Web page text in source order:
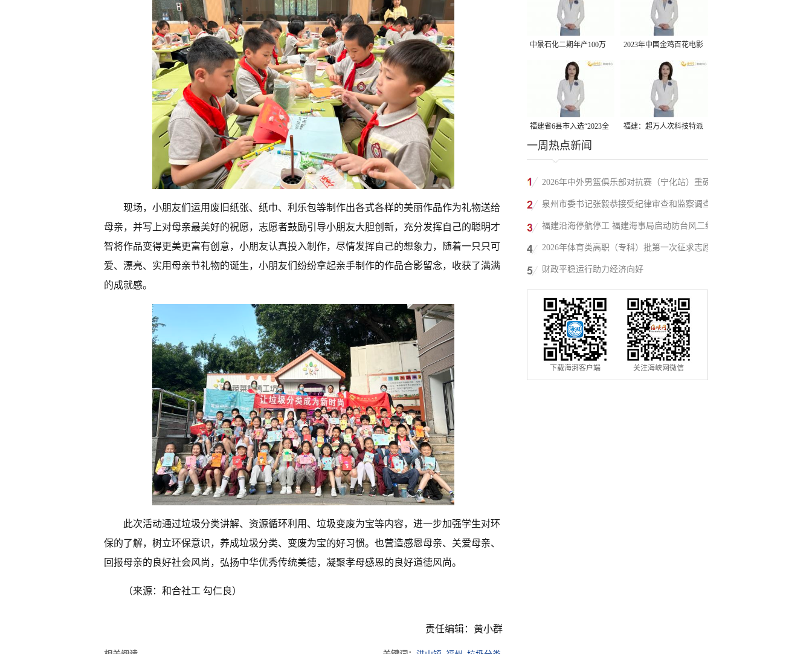
现场，小朋友们运用废旧纸张、纸巾、利乐包等制作出各式各样的美丽作品作为礼物送给
母亲，并写上对母亲最美好的祝愿，志愿者鼓励引导小朋友大胆创新，充分发挥自己的聪明才
智将作品变得更美更富有创意，小朋友认真投入制作，尽情发挥自己的想象力，随着一只只可
爱、漂亮、实用母亲节礼物的诞生，小朋友们纷纷拿起亲手制作的作品合影留念，收获了满满
的成就感。
此次活动通过垃圾分类讲解、资源循环利用、垃圾变废为宝等内容，进一步加强学生对环
保的了解，树立环保意识，养成垃圾分类、变废为宝的好习惯。也营造感恩母亲、关爱母亲、
回报母亲的良好社会风尚，弘扬中华优秀传统美德，凝聚孝母感恩的良好道德风尚。
（来源：和合社工 勾仁良）
责任编辑：黄小群
中景石化二期年产100万
吨丙烷脱氢项目建成中交
2023年中国金鸡百花电影
节有福电影巡展31日启动
福建省6县市入选“2023全
国县域发展潜力百强县”
福建：超万人次科技特派
一周热点新闻
2026年中外男篮俱乐部对抗赛（宁化站）重磅
来袭！抢票通道即将开启→
泉州市委书记张毅恭接受纪律审查和监察调查
福建沿海停航停工 福建海事局启动防台风二级
应急响应
2026年体育类高职（专科）批第一次征求志愿
填报
财政平稳运行助力经济向好
下载海湃客户端 关注海峡网微信